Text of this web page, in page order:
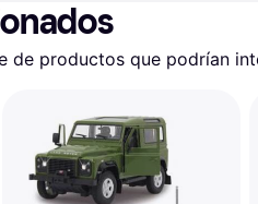
de productos que podrían